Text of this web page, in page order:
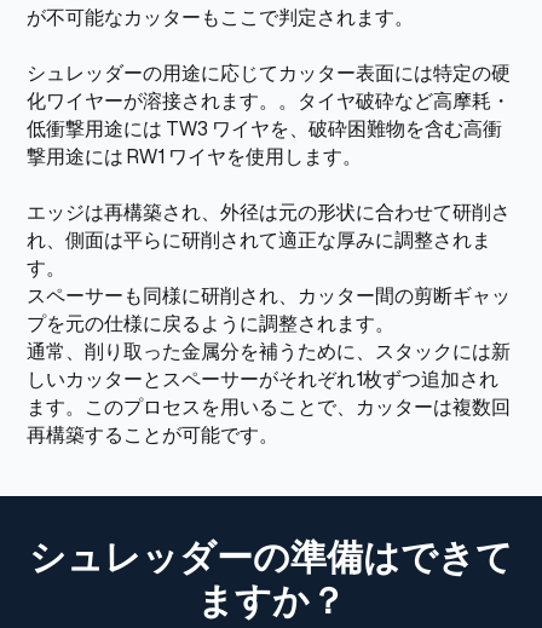
が不可能なカッターもここで判定されます。
シュレッダーの用途に応じてカッター表面には特定の硬
化ワイヤーが溶接されます。。タイヤ破砕など高摩耗・
低衝撃用途には TW3 ワイヤを、破砕困難物を含む高衝
撃用途には RW1 ワイヤを使用します。
エッジは再構築され、外径は元の形状に合わせて研削さ
れ、側面は平らに研削されて適正な厚みに調整されま
す。
スペーサーも同様に研削され、カッター間の剪断ギャッ
プを元の仕様に戻るように調整されます。
通常、削り取った金属分を補うために、スタックには新
しいカッターとスペーサーがそれぞれ1枚ずつ追加され
ます。このプロセスを用いることで、カッターは複数回
再構築することが可能です。
シュレッダーの準備はできて
ますか？